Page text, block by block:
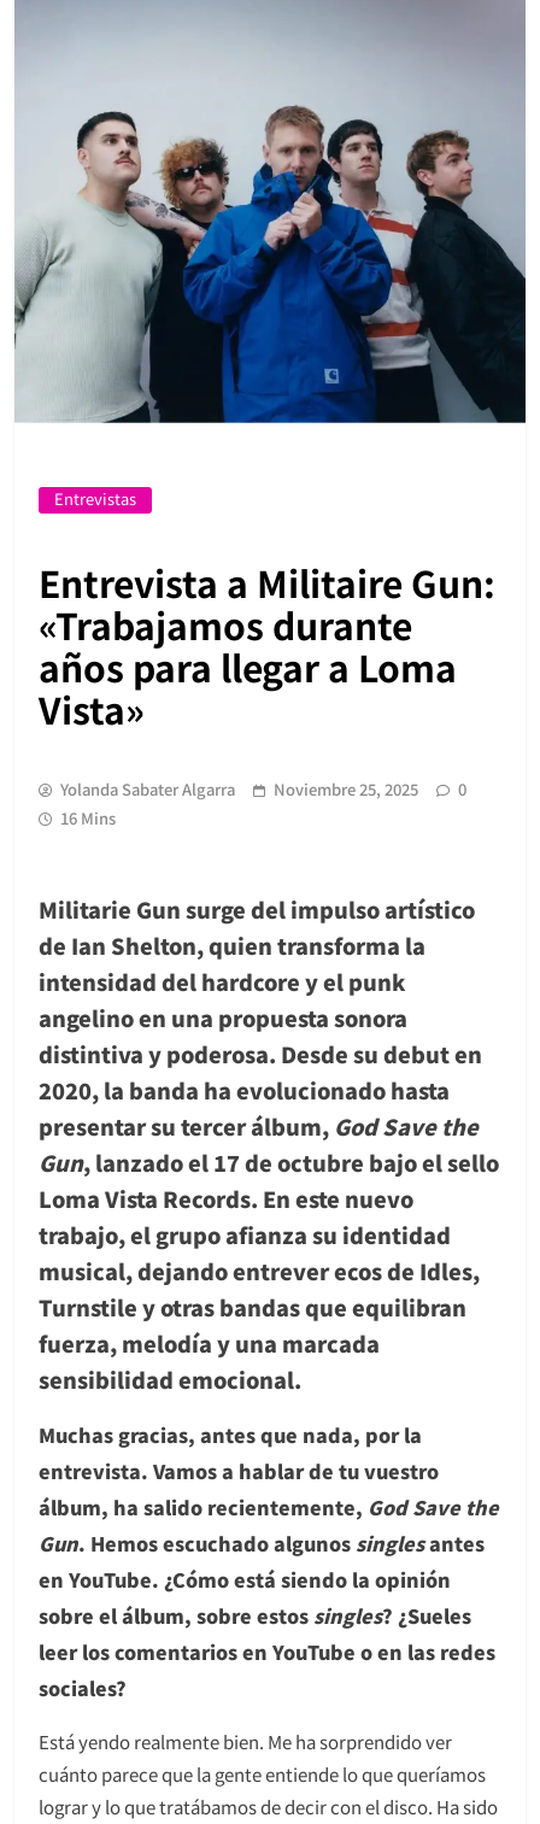
Entrevistas
Entrevista a Militaire Gun:
«Trabajamos durante
años para llegar a Loma
Vista»
Yolanda Sabater Algarra Noviembre 25, 2025
0
16 Mins
Militarie Gun surge del impulso artístico
de Ian Shelton, quien transforma la
intensidad del hardcore y el punk
angelino en una propuesta sonora
distintiva y poderosa. Desde su debut en
2020, la banda ha evolucionado hasta
presentar su tercer álbum, God Save the
Gun, lanzado el 17 de octubre bajo el sello
Loma Vista Records. En este nuevo
trabajo, el grupo afianza su identidad
musical, dejando entrever ecos de Idles,
Turnstile y otras bandas que equilibran
fuerza, melodía y una marcada
sensibilidad emocional.
Muchas gracias, antes que nada, por la
entrevista. Vamos a hablar de tu vuestro
álbum, ha salido recientemente, God Save the
Gun. Hemos escuchado algunos singlesantes
en YouTube. ¿Cómo está siendo la opinión
sobre el álbum, sobre estos singles? ¿Sueles
leer los comentarios en YouTube o en las redes
sociales?
Está yendo realmente bien. Me ha sorprendido ver
cuánto parece que la gente entiende lo que queríamos
lograr y lo que tratábamos de decir con el disco. Ha sido